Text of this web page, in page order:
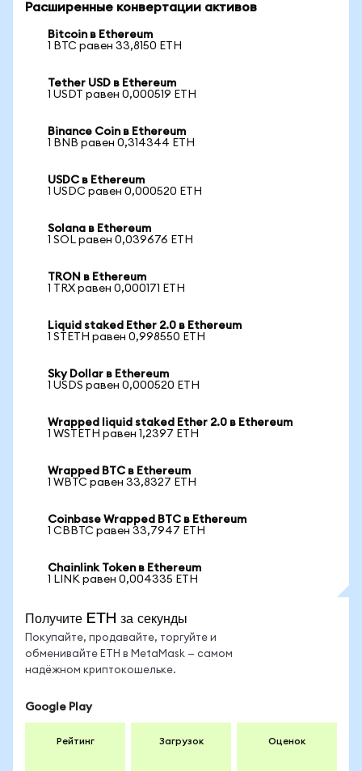
Расширенные конвертации активов
Bitcoin в Ethereum
1 BTC равен 33,8150 ETH
Tether USD в Ethereum
1 USDT равен 0,000519 ETH
Binance Coin в Ethereum
1 BNB равен 0,314344 ETH
USDC в Ethereum
1 USDC равен 0,000520 ETH
Solana в Ethereum
1 SOL равен 0,039676 ETH
TRON в Ethereum
1 TRX равен 0,000171 ETH
Liquid staked Ether 2.0 в Ethereum
1 STETH равен 0,998550 ETH
Sky Dollar в Ethereum
1 USDS равен 0,000520 ETH
Wrapped liquid staked Ether 2.0 в Ethereum
1 WSTETH равен 1,2397 ETH
Wrapped BTC в Ethereum
1 WBTC равен 33,8327 ETH
Coinbase Wrapped BTC в Ethereum
1 CBBTC равен 33,7947 ETH
Chainlink Token в Ethereum
1 LINK равен 0,004335 ETH
Получите ETH за секунды
Покупайте, продавайте, торгуйте и
обменивайте ETH в MetaMask — самом
надёжном криптокошельке.
Google Play
Рейтинг Загрузок Оценок